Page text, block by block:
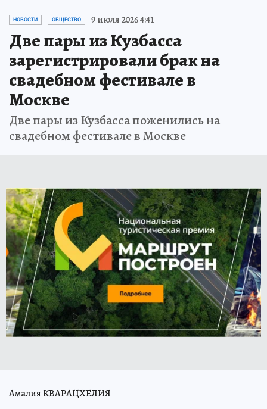
НОВОСТИ ОБЩЕСТВО 9 июля 2026 4:41
Две пары из Кузбасса
зарегистрировали брак на
свадебном фестивале в
Москве
Две пары из Кузбасса поженились на
свадебном фестивале в Москве
Амалия КВАРАЦХЕЛИЯ